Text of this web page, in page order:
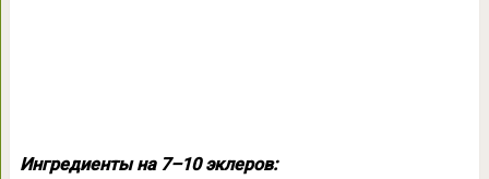
Ингредиенты на 7–10 эклеров: